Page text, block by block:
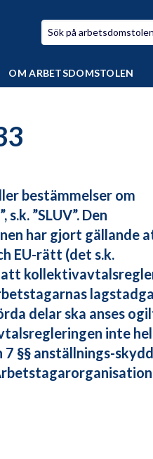
OM ARBETSDOMSTOLEN
bestämmelser om
”SLUV”. Den
har gjort gällande
EU-rätt (det s.k.
delar ska anses
inte
§§ anställnings-